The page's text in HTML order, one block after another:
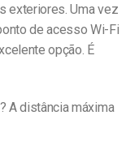
exteriores. Uma vez
de acesso Wi-Fi
opção. É
A distância máxima